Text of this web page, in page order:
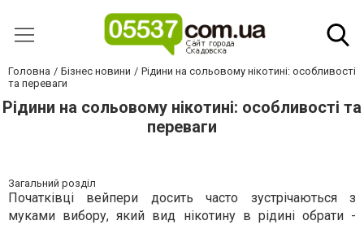
Головна Бізнес новини
Рідини на сольовому нікотині: особливості
та переваги
Рідини на сольовому нікотині: особливості та
переваги
Загальний розділ
Початківці вейпери досить часто зустрічаються з
муками вибору, який вид нікотину в рідині обрати -